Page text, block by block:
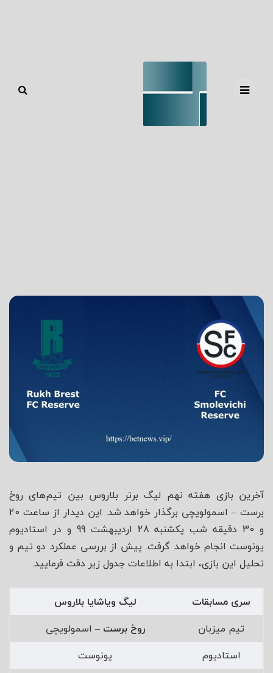
آخرین بازی هفته نهم لیگ برتر بلاروس بین تیم‌های روخ
برست – اسمولویچی برگذار خواهد شد. این دیدار از ساعت 20
و 30 دقیقه شب یکشنبه 28 اردیبهشت 99 و در استادیوم
یونوست انجام خواهد گرفت. پیش از بررسی عملکرد دو تیم و
تحلیل این بازی، ابتدا به اطلاعات جدول زیر دقت فرمایید.
سری مسابقات
لیگ ویاشایا بلاروس
تیم میزبان
روخ برست – اسمولویچی
استادیوم
یونوست